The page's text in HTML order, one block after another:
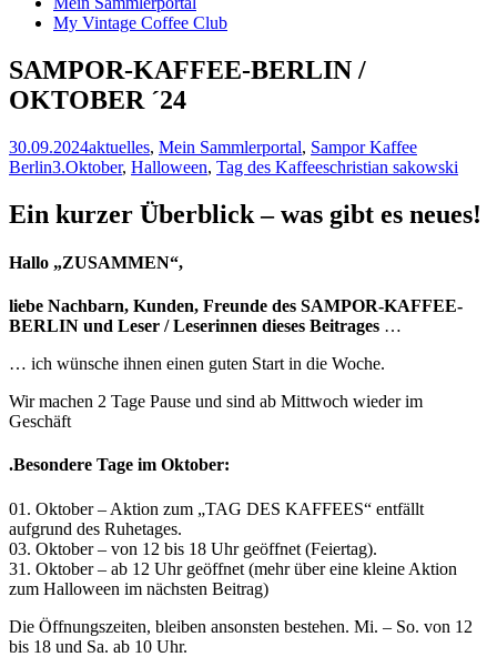
My Vintage Coffee Club
SAMPOR-KAFFEE-BERLIN /
OKTOBER ´24
30.09.2024aktuelles, Mein Sammlerportal, Sampor Kaffee
Berlin3.Oktober, Halloween, Tag des Kaffeeschristian sakowski
Ein kurzer Überblick – was gibt es neues!
Hallo „ZUSAMMEN“,
liebe Nachbarn, Kunden, Freunde des SAMPOR-KAFFEE-
BERLIN und Leser / Leserinnen dieses Beitrages …
… ich wünsche ihnen einen guten Start in die Woche.
Wir machen 2 Tage Pause und sind ab Mittwoch wieder im
Geschäft
.Besondere Tage im Oktober:
01. Oktober – Aktion zum „TAG DES KAFFEES“ entfällt
aufgrund des Ruhetages.
03. Oktober – von 12 bis 18 Uhr geöffnet (Feiertag).
31. Oktober – ab 12 Uhr geöffnet (mehr über eine kleine Aktion
zum Halloween im nächsten Beitrag)
Die Öffnungszeiten, bleiben ansonsten bestehen. Mi. – So. von 12
bis 18 und Sa. ab 10 Uhr.